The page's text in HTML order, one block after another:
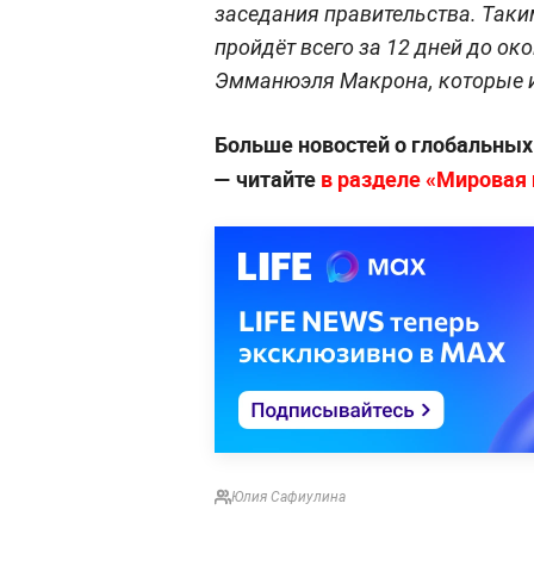
заседания правительства.
пройдёт всего за 12 дней до
Эмманюэля Макрона, которые
Больше новостей о
— читайте в разделе
Юлия Сафиулина